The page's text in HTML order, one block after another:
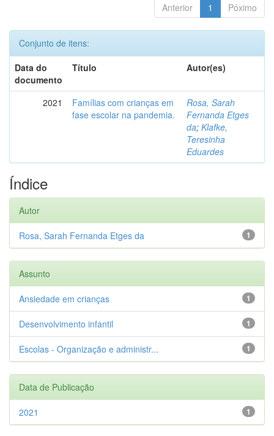
Anterior 1 Póximo
Conjunto de itens:
Data do
documento
Título Autor(es)
2021
Famílias com crianças em
fase escolar na pandemia.
Rosa, Sarah
Fernanda Etges
da; Klafke,
Teresinha
Eduardes
Índice
Autor
1
Rosa, Sarah Fernanda Etges da
Assunto
1
Ansiedade em crianças
1
Desenvolvimento infantil
1
Escolas - Organização e administr...
Data de Publicação
1
2021